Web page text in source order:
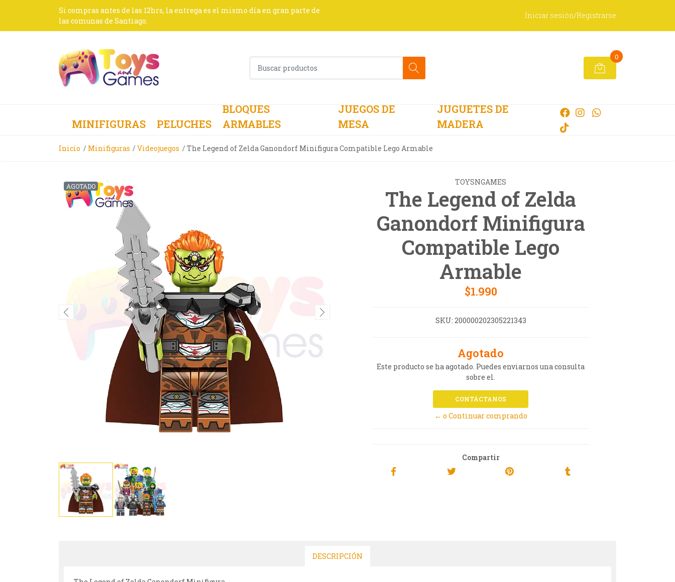
Si compras antes de las 12hrs, la entrega es el mismo día en gran parte de
las comunas de Santiago.
Iniciar sesión/Registrarse
0
MINIFIGURAS PELUCHES
BLOQUES
ARMABLES
JUEGOS DE
MESA
JUGUETES DE
MADERA
Inicio Minifiguras Videojuegos The Legend of Zelda Ganondorf Minifigura Compatible Lego Armable
AGOTADO TOYSNGAMES
The Legend of Zelda
Ganondorf Minifigura
Compatible Lego
Armable
$1.990
SKU: 200000202305221343
Agotado
Este producto se ha agotado. Puedes enviarnos una consulta
sobre el.
CONTÁCTANOS
← o Continuar comprando
Compartir
DESCRIPCIÓN